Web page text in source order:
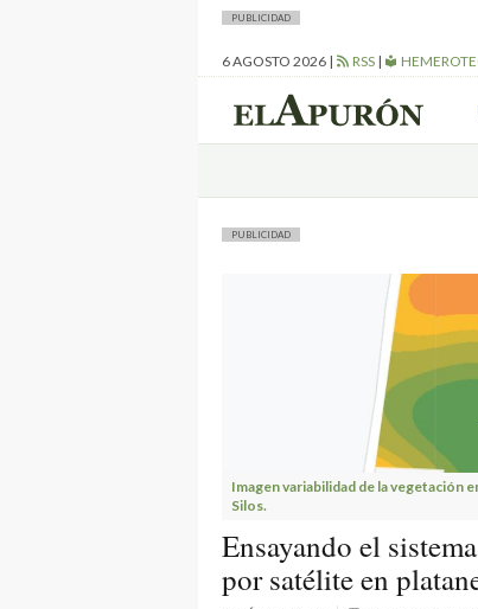
PUBLICIDAD
6 AGOSTO 2026 | RSS |
PUBLICIDAD
Imagen variabilidad de la vegetación
Silos.
Ensayando el
por satélite en